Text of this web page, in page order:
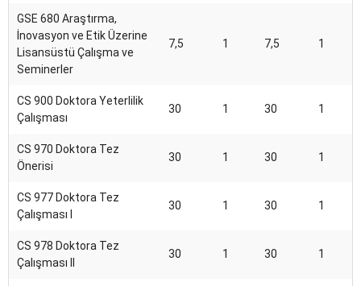
GSE 680 Araştırma,
İnovasyon ve Etik Üzerine
Lisansüstü Çalışma ve
Seminerler
7,5 1 7,5 1
CS 900 Doktora Yeterlilik
Çalışması
30 1 30 1
CS 970 Doktora Tez
Önerisi
30 1 30 1
CS 977 Doktora Tez
Çalışması I
30 1 30 1
CS 978 Doktora Tez
Çalışması II
30 1 30 1